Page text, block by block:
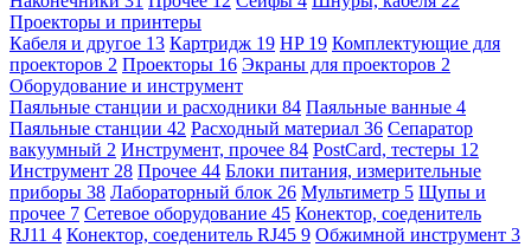
Проекторы и принтеры
Кабеля и другое 13 Картридж 19 HP 19 Комплектующие для
проекторов 2 Проекторы 16 Экраны для проекторов 2
Оборудование и инструмент
Паяльные станции и расходники 84 Паяльные ванные 4
Паяльные станции 42 Расходный материал 36 Сепаратор
вакуумный 2 Инструмент, прочее 84 PostCard, тестеры 12
Инструмент 28 Прочее 44 Блоки питания, измерительные
приборы 38 Лабораторный блок 26 Мультиметр 5 Щупы и
прочее 7 Сетевое оборудование 45 Конектор, соеденитель
RJ11 4 Конектор, соеденитель RJ45 9 Обжимной инструмент 3